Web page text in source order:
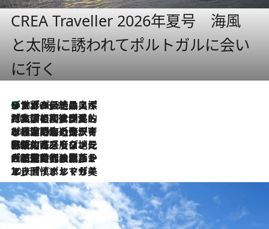
CREA Traveller 2026年夏号 海風
と太陽に誘われてポルトガルに会い
に行く
2026.8.8
リスボンの絶品スイーツ「パステル・デ・ナタ」とは？ポルトガル伝統の奥深い世界へ
2026.7.27
「私の祖国はポルトガル語です」国民的詩人フェルナンド・ペソアと、彼が愛した文学の街を歩く
2026.7.26
ポルトガル近海が育む極上の海の幸。キリリと冷えた白ワインと愉しむ、シーフード専門店の贅沢
2026.7.22
伝統の味をモダンに昇華。高感度な地元客が集う、リスボンの最旬ガストロノミー
2026.7.21
大航海時代の栄華から、震災、独裁、そして革命へ。ポルトガル・首都リスボンの石畳に刻まれた「歴史の光と影」
2026.7.13
エッセイ・ヤマザキマリ「慎ましくも美しき国 ポルトガル」